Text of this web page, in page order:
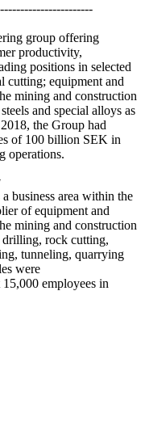
group offering
productivity,
positions in selected
cutting; equipment and
mining and construction
and special alloys as
the Group had
of 100 billion SEK in
operations.
business area within the
of equipment and
mining and construction
drilling, rock cutting,
tunneling, quarrying
were
employees in